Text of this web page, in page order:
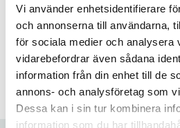
Vi använder enhetsidentifierare
och annonserna till användarna,
för sociala medier och analysera
vidarebefordrar även sådana
information från din enhet till de
annons- och analysföretag som
Dessa kan i sin tur kombinera
information som du har